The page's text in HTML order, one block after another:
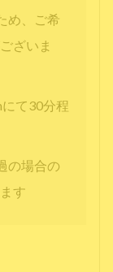
め、ご希
ざいま
て30分程
の場合の
す